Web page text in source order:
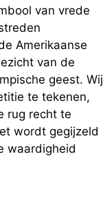
van vrede
Amerikaanse
van de
geest. Wij
te tekenen,
rug recht te
wordt gegijzeld
waardigheid